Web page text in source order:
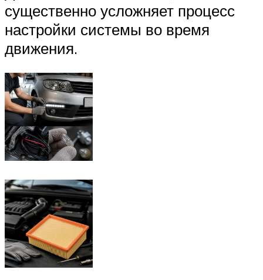
существенно усложняет процесс
настройки системы во время
движения.